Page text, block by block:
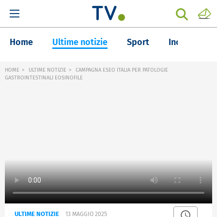
Home Ultime notizie Sport Inchieste
HOME ULTIME NOTIZIE
CAMPAGNA ESEO ITALIA PER PATOLOGIE
GASTROINTESTINALI EOSINOFILE
ULTIME NOTIZIE 13 MAGGIO 2025